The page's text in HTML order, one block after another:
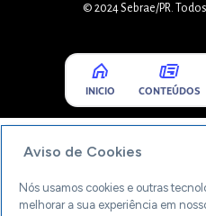
© 2024 Sebrae/PR.
INICIO CONTEÚDOS
Aviso de Cookies
Nós usamos cookies e outras
melhorar a sua experiência em